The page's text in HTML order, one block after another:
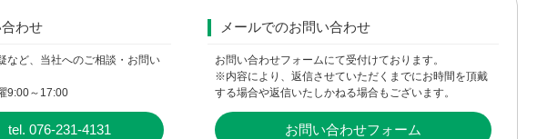
わせ
など、当社へのご相談・お問い
9:00～17:00
076-231-4131
メールでのお問い合わせ
お問い合わせフォームにて受付けております。
※内容により、返信させていただくまでにお時間を頂戴
する場合や返信いたしかねる場合もございます。
お問い合わせフォーム